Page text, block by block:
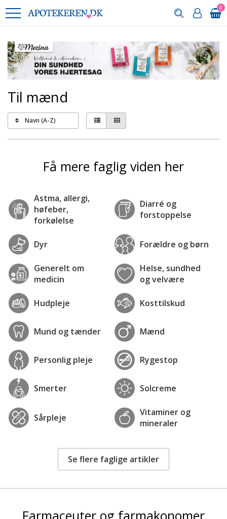
0
Til mænd
Navn (A-Z)
Få mere faglig viden her
Astma, allergi,
høfeber,
forkølelse
Diarré og
forstoppelse
Dyr Forældre og børn
Generelt om
medicin
Helse, sundhed
og velvære
Hudpleje Kosttilskud
Mund og tænder Mænd
Personlig pleje Rygestop
Smerter Solcreme
Sårpleje
Vitaminer og
mineraler
Se flere faglige artikler
Farmaceuter og farmakonomer